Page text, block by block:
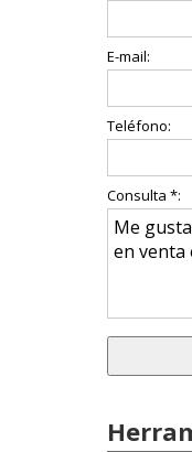
E-mail:
Teléfono:
Consulta *: